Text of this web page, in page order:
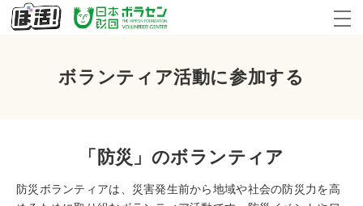
ボランティア活動に参加する
「防災」のボランティア
防災ボランティアは、災害発生前から地域や社会の防災力を高